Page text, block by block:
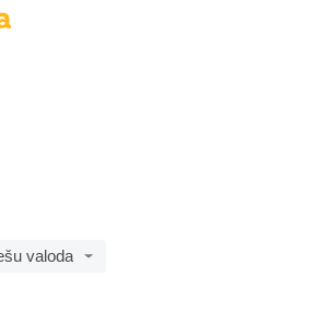
valoda